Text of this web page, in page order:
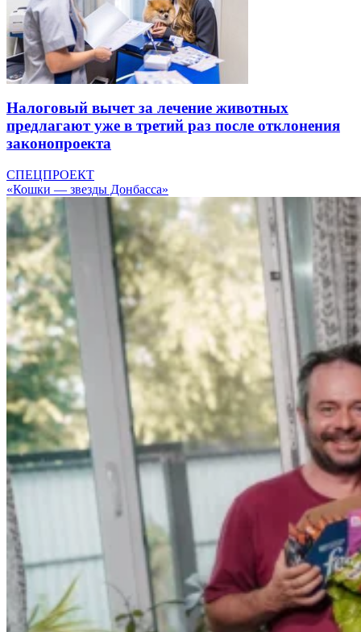
Налоговый вычет за лечение животных
предлагают уже в третий раз после отклонения
законопроекта
СПЕЦПРОЕКТ
«Кошки — звезды Донбасса»